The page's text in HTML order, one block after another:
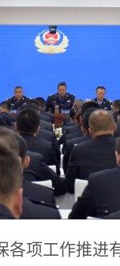
项工作推